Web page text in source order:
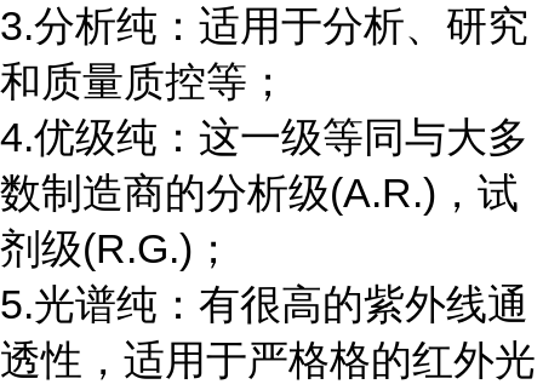
3.分析纯：适用于分析、研究
和质量质控等；
4.优级纯：这一级等同与大多
数制造商的分析级(A.R.)，试
剂级(R.G.)；
5.光谱纯：有很高的紫外线通
透性，适用于严格格的红外光